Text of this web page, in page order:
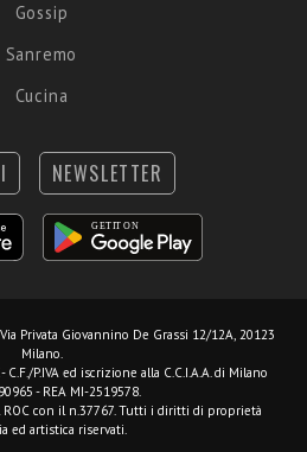
Gossip
Sanremo
Cucina
NEWSLETTER
Privata Giovannino De Grassi 12/12A, 20123
Milano.
C.F./P.IVA ed iscrizione alla C.C.I.A.A. di Milano
- REA MI-2519578.
con il n.37767. Tutti i diritti di proprietà
ed artistica riservati.